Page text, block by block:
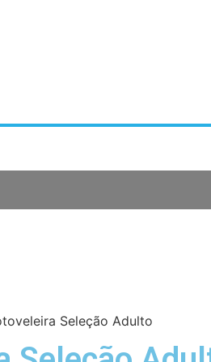
Seleção Adulto